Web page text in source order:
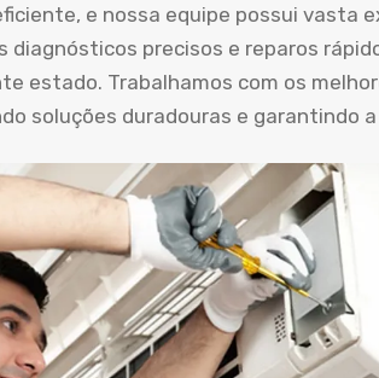
e nossa equipe possui vasta
precisos e reparos
estado. Trabalhamos com os
soluções duradouras e garantindo